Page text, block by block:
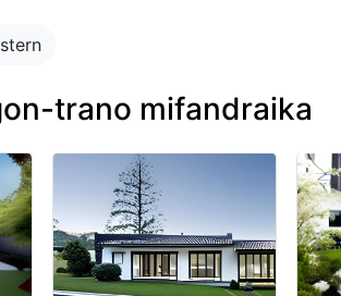
trano mifandraika